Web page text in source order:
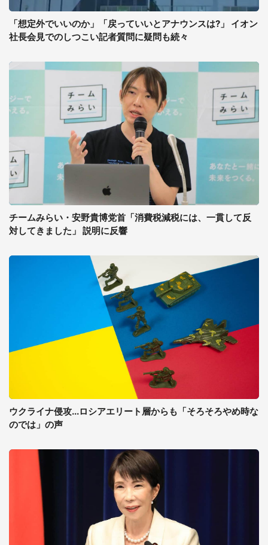
「想定外でいいのか」「戻っていいとアナウンスは?」 イオン
社長会見でのしつこい記者質問に疑問も続々
チームみらい・安野貴博党首「消費税減税には、一貫して反
対してきました」 説明に反響
ウクライナ侵攻...ロシアエリート層からも「そろそろやめ時な
のでは」の声